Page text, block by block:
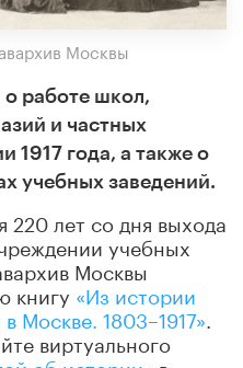
Москвы
о работе школ,
и частных
1917 года, а также о
учебных заведений.
220 лет со дня выхода
учебных
Москвы
книгу «Из истории
Москве. 1803–1917»
виртуального